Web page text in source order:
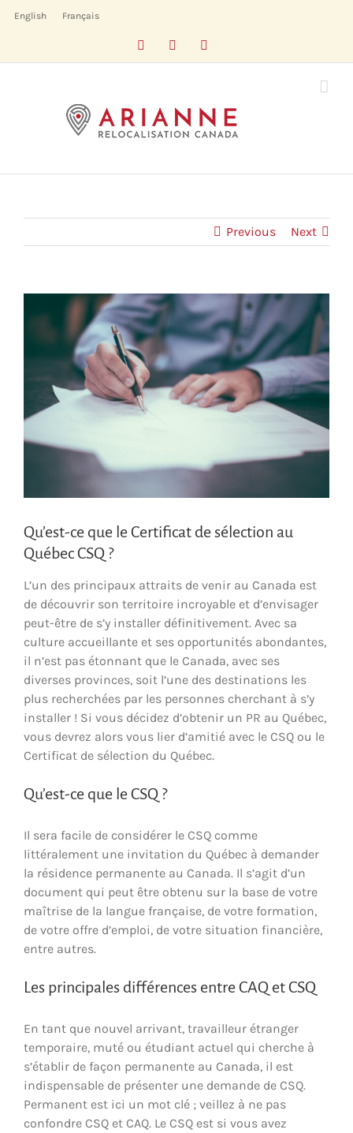
English Français
FacebookLinkedIn
Previous Next
Larger
Image
Qu’est-ce que le Certificat de sélection au
Québec CSQ ?
L’un des principaux attraits de venir au Canada est
de découvrir son territoire incroyable et d’envisager
peut-être de s’y installer définitivement. Avec sa
culture accueillante et ses opportunités abondantes,
il n’est pas étonnant que le Canada, avec ses
diverses provinces, soit l’une des destinations les
plus recherchées par les personnes cherchant à s’y
installer ! Si vous décidez d’obtenir un PR au Québec,
vous devrez alors vous lier d’amitié avec le CSQ ou le
Certificat de sélection du Québec.
Qu’est-ce que le CSQ ?
Il sera facile de considérer le CSQ comme
littéralement une invitation du Québec à demander
la résidence permanente au Canada. Il s’agit d’un
document qui peut être obtenu sur la base de votre
maîtrise de la langue française, de votre formation,
de votre offre d’emploi, de votre situation financière,
entre autres.
Les principales différences entre CAQ et CSQ
En tant que nouvel arrivant, travailleur étranger
temporaire, muté ou étudiant actuel qui cherche à
s’établir de façon permanente au Canada, il est
indispensable de présenter une demande de CSQ.
Permanent est ici un mot clé ; veillez à ne pas
confondre CSQ et CAQ. Le CSQ est si vous avez